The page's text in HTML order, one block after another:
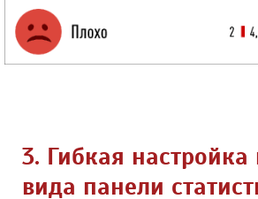
3. Гибкая
вида панели